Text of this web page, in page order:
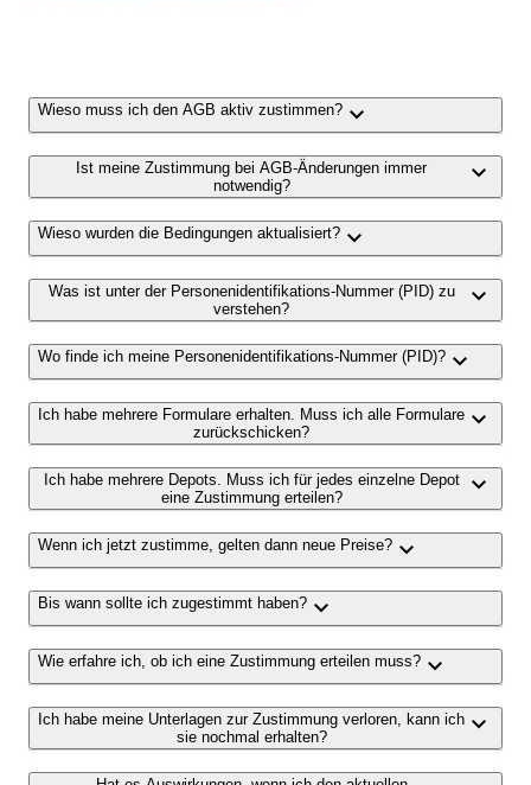
Wieso muss ich den AGB aktiv zustimmen? keyboard_arrow_down
Ist meine Zustimmung bei AGB-Änderungen immer
notwendig?
keyboard_arrow_down
Wieso wurden die Bedingungen aktualisiert? keyboard_arrow_down
Was ist unter der Personenidentifikations-Nummer (PID) zu
verstehen?
keyboard_arrow_down
Wo finde ich meine Personenidentifikations-Nummer (PID)? keyboard_arrow_down
Ich habe mehrere Formulare erhalten. Muss ich alle Formulare
zurückschicken?
keyboard_arrow_down
Ich habe mehrere Depots. Muss ich für jedes einzelne Depot
eine Zustimmung erteilen?
keyboard_arrow_down
Wenn ich jetzt zustimme, gelten dann neue Preise? keyboard_arrow_down
Bis wann sollte ich zugestimmt haben? keyboard_arrow_down
Wie erfahre ich, ob ich eine Zustimmung erteilen muss? keyboard_arrow_down
Ich habe meine Unterlagen zur Zustimmung verloren, kann ich
sie nochmal erhalten?
keyboard_arrow_down